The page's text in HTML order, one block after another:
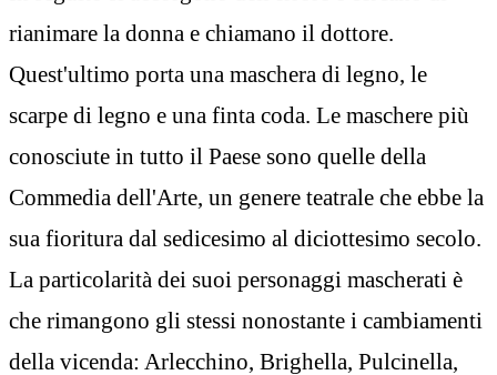
rianimare la donna e chiamano il dottore.
Quest'ultimo porta una maschera di legno, le
scarpe di legno e una finta coda. Le maschere più
conosciute in tutto il Paese sono quelle della
Commedia dell'Arte, un genere teatrale che ebbe la
sua fioritura dal sedicesimo al diciottesimo secolo.
La particolarità dei suoi personaggi mascherati è
che rimangono gli stessi nonostante i cambiamenti
della vicenda: Arlecchino, Brighella, Pulcinella,